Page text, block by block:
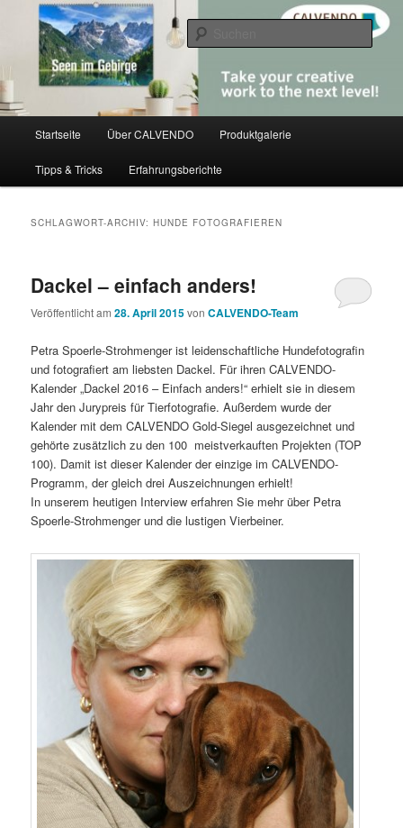
primären
springen
sekundären
springenCALVENDO
share creativity
Startseite Über CALVENDO Produktgalerie
Tipps & Tricks Erfahrungsberichte
SCHLAGWORT-ARCHIV:HUNDE FOTOGRAFIEREN
Dackel – einfach anders!
Veröffentlicht am28. April 2015vonCALVENDO-Team
Petra Spoerle-Strohmenger ist leidenschaftliche Hundefotografin
und fotografiert am liebsten Dackel. Für ihren CALVENDO-
Kalender „Dackel 2016 – Einfach anders!“ erhielt sie in diesem
Jahr den Jurypreis für Tierfotografie. Außerdem wurde der
Kalender mit dem CALVENDO Gold-Siegel ausgezeichnet und
gehörte zusätzlich zu den 100 meistverkauften Projekten (TOP
100). Damit ist dieser Kalender der einzige im CALVENDO-
Programm, der gleich drei Auszeichnungen erhielt!
In unserem heutigen Interview erfahren Sie mehr über Petra
Spoerle-Strohmenger und die lustigen Vierbeiner.